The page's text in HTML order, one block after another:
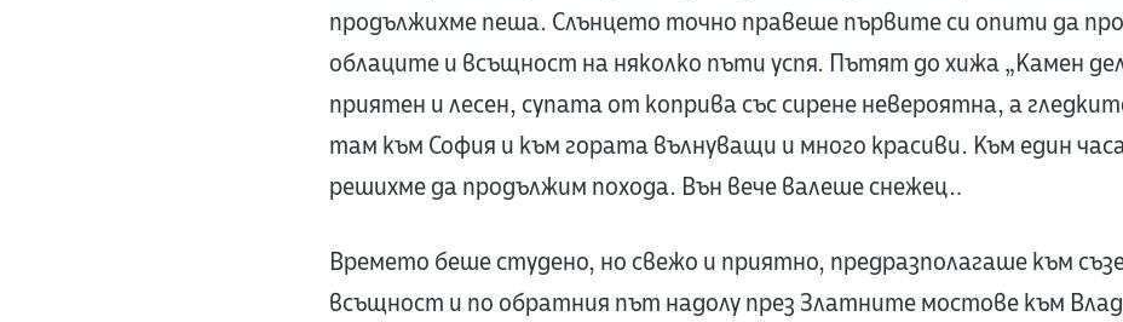
продължихме пеша. Слънцето точно правеше първите си опити да
облаците и всъщност на няколко пъти успя. Пътят до хижа „Камен
приятен и лесен, супата от коприва със сирене невероятна, а
там към София и към гората вълнуващи и много красиви. Към един
решихме да продължим похода. Вън вече валеше снежец…
Времето беше студено, но свежо и приятно, предразполагаше към
всъщност и по обратния път надолу през Златните мостове към